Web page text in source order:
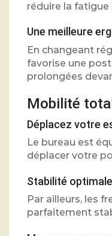
réduire la fatigue
Une meilleure
En changeant
favorise une
prolongées
Mobilité
Déplacez votre
Le bureau est
déplacer votre
Stabilité
Par ailleurs, les
parfaitement